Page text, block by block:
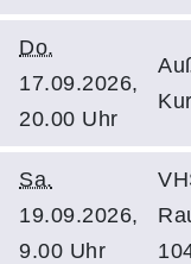
Do.
17.09.2026,
20.00 Uhr
Sa.
19.09.2026,
9.00 Uhr